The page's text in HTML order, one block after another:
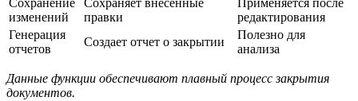
Сохранение
изменений
Сохраняет внесенные
правки
Применяется после
редактирования
Генерация
отчетов
Создает отчет о закрытии
Полезно для
анализа
Данные функции обеспечивают плавный процесс закрытия
документов.